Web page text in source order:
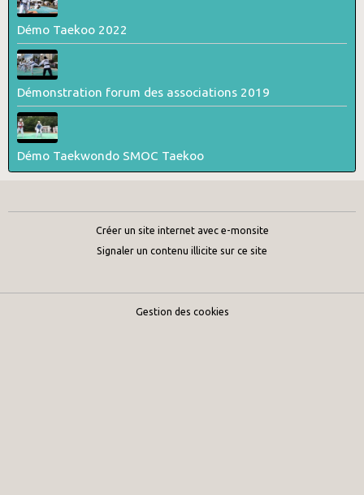
Démo Taekoo 2022
Démonstration forum des associations 2019
Démo Taekwondo SMOC Taekoo
Créer un site internet avec e-monsite
Signaler un contenu illicite sur ce site
Gestion des cookies